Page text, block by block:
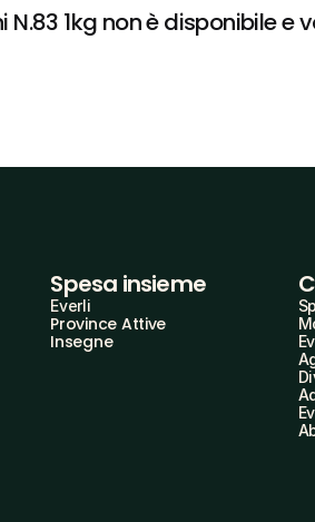
1kg non è disponibile e
Spesa insieme
Everli
Province Attive
Insegne